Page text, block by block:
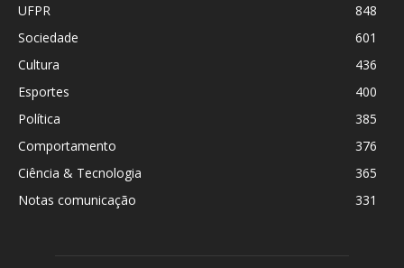
UFPR
848
Sociedade
601
Cultura
436
Esportes
400
Política
385
Comportamento
376
Ciência & Tecnologia
365
Notas comunicação
331